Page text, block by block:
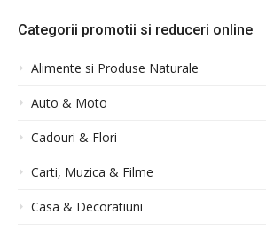
Categorii promotii si reduceri online
Alimente si Produse Naturale
Auto & Moto
Cadouri & Flori
Carti, Muzica & Filme
Casa & Decoratiuni